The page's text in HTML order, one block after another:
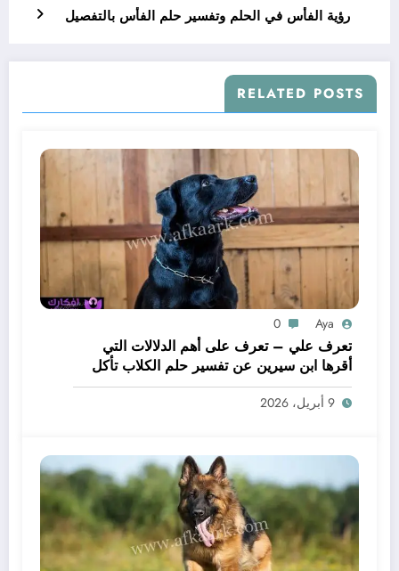
رؤية الفأس في الحلم وتفسير حلم الفأس بالتفصيل
RELATED POSTS
Aya
0
تعرف علي – تعرف على أهم الدلالات التي
أقرها ابن سيرين عن تفسير حلم الكلاب تأكل
لحم – بالتفصيل
9 أبريل، 2026